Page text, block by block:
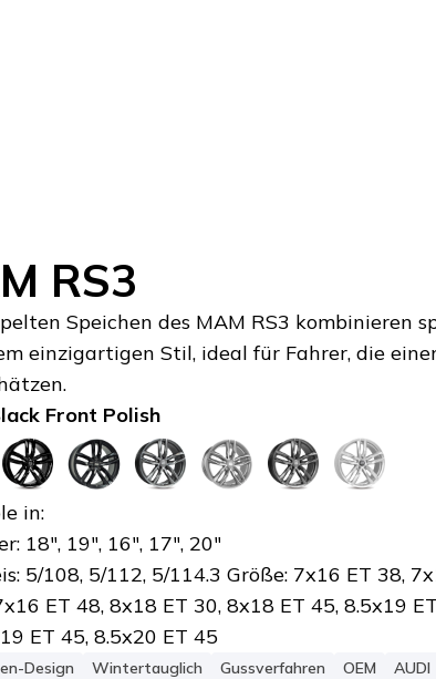
RS3
Speichen des MAM RS3 kombinieren
einzigartigen Stil, ideal für Fahrer, die
Front Polish
in:
18", 19", 16", 17", 20"
5/108, 5/112, 5/114.3 Größe: 7x16 ET 38,
ET 48, 8x18 ET 30, 8x18 ET 45, 8.5x19
ET 45, 8.5x20 ET 45
Design Wintertauglich Gussverfahren OEM AUDI